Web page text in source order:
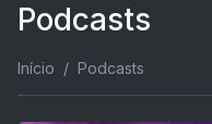
Podcasts
Início Podcasts